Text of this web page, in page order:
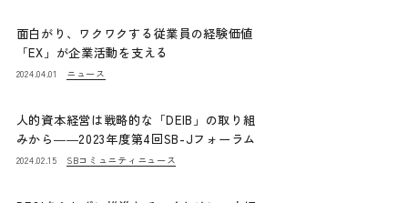
面白がり、ワクワクする従業員の経験価値
「EX」が企業活動を支える
2024.04.01 ニュース
人的資本経営は戦略的な「DEIB」の取り組
みから――2023年度第4回SB-Jフォーラム
2024.02.15 SBコミュニティニュース